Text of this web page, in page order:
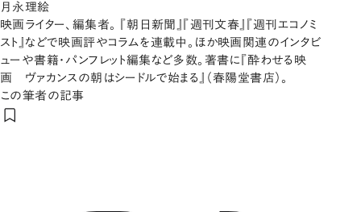
月永理絵
映画ライター、編集者。 『朝日新聞』『週刊文春』『週刊エコノミ
スト』などで映画評やコラムを連載中。ほか映画関連のインタビ
ューや書籍・パンフレット編集など多数。著書に『酔わせる映
画 ヴァカンスの朝はシードルで始まる』（春陽堂書店）。
この筆者の記事